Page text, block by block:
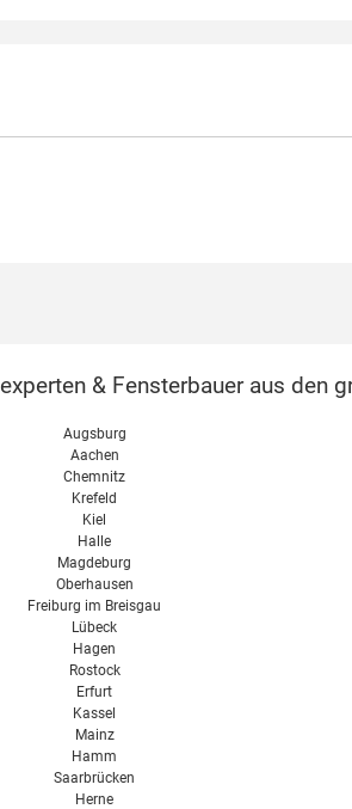
& Fensterbauer aus den
Augsburg
Aachen
Chemnitz
Krefeld
Kiel
Halle
Magdeburg
Oberhausen
Freiburg im Breisgau
Lübeck
Hagen
Rostock
Erfurt
Kassel
Mainz
Hamm
Saarbrücken
Herne